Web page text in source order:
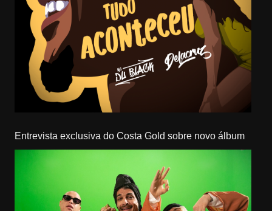
Entrevista exclusiva do Costa Gold sobre novo álbum